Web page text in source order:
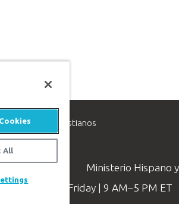
ayudar a los cristianos
Ministerio Hispano
Monday–Friday | 9 AM–5 PM ET
All